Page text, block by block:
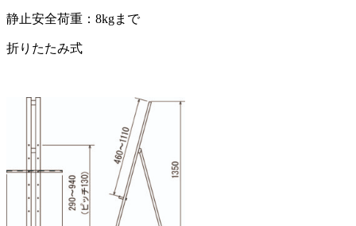
静止安全荷重：8kgまで
折りたたみ式